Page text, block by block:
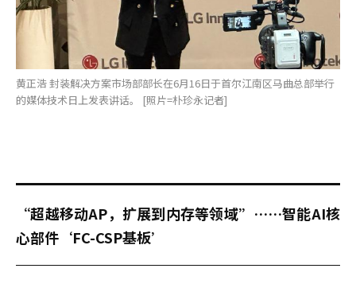
黄正浩 封装解决方案市场部部长在6月16日于首尔江南区马曲总部举行
的媒体技术日上发表讲话。 [照片=朴珍永记者]
“超越移动AP，扩展到内存等领域”……智能AI核
心部件‘FC-CSP基板’